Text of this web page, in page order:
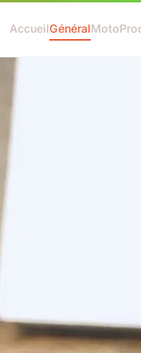
AccueilGénéralMoto